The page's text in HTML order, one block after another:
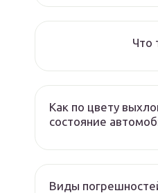
Что
Как по цвету
состояние
Виды